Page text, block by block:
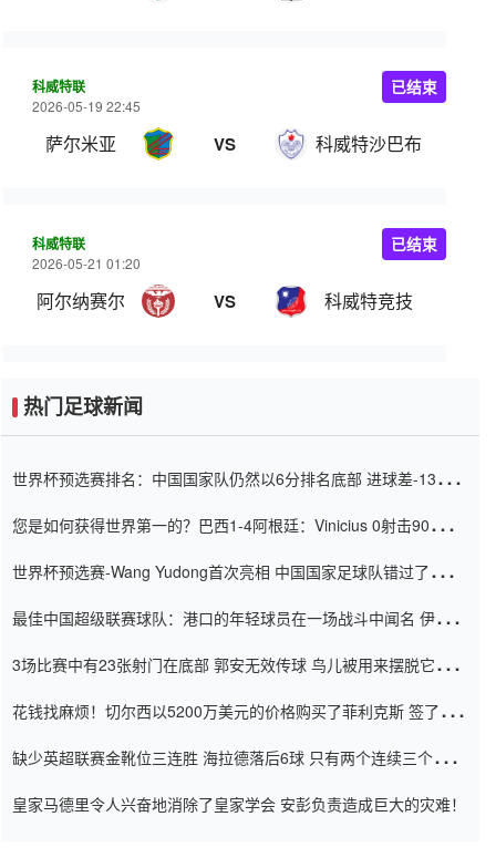
科威特联
2026-05-19 22:45
萨尔米亚 VS 科威特沙巴布
已结束
科威特联
2026-05-21 01:20
阿尔纳赛尔 VS 科威特竞技
已结束
热门足球新闻
世界杯预选赛排名：中国国家队仍然以6分排名底部 进球差-13令人
您是如何获得世界第一的？巴西1-4阿根廷：Vinicius 0射击90分钟
世界杯预选赛-Wang Yudong首次亮相 中国国家足球队错过了世界
最佳中国超级联赛球队：港口的年轻球员在一场战斗中闻名 伊万放
3场比赛中有23张射门在底部 郭安无效传球 鸟儿被用来摆脱它
花钱找麻烦！切尔西以5200万美元的价格购买了菲利克斯 签了7年
缺少英超联赛金靴位三连胜 海拉德落后6球 只有两个连续三个连续
皇家马德里令人兴奋地消除了皇家学会 安彭负责造成巨大的灾难！